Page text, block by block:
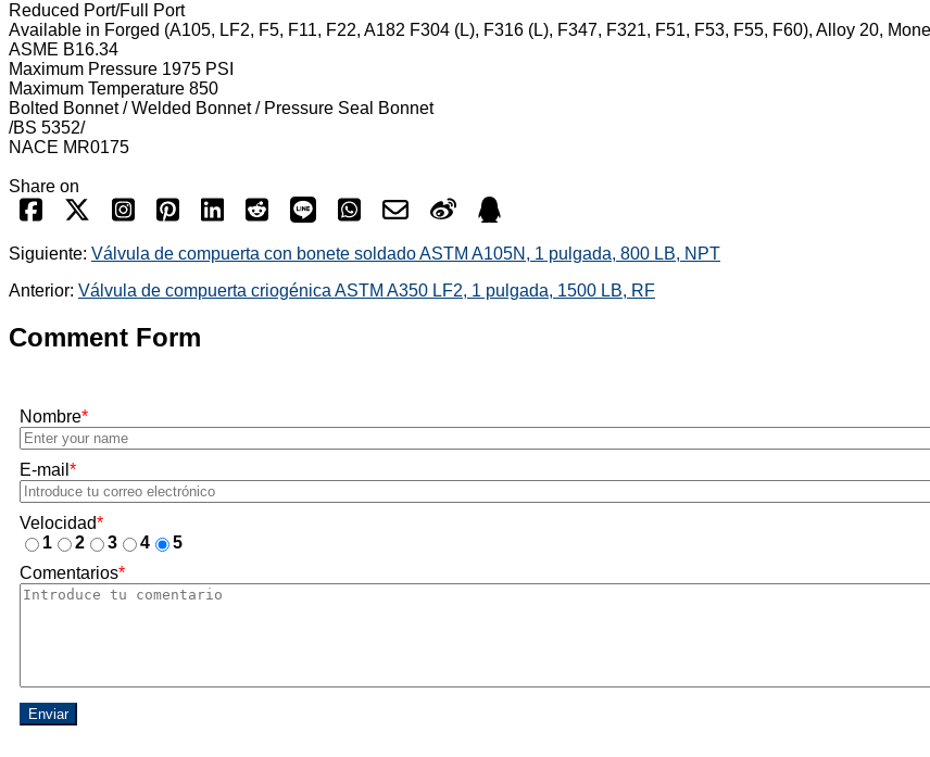
Reduced Port/Full Port
Available in Forged (A105, LF2, F5, F11, F22, A182 F304 (L), F316 (L), F347, F321, F51, F53, F55, F60), Alloy 20,
ASME B16.34
Maximum Pressure 1975 PSI
Maximum Temperature 850
Bolted Bonnet / Welded Bonnet / Pressure Seal Bonnet
/BS 5352/
NACE MR0175
Share on
Siguiente: Válvula de compuerta con bonete soldado ASTM A105N, 1 pulgada, 800 LB, NPT
Anterior: Válvula de compuerta criogénica ASTM A350 LF2, 1 pulgada, 1500 LB, RF
Comment Form
Nombre*
E-mail *
Velocidad*
1
2 3 4
5
Comentarios*
Enviar